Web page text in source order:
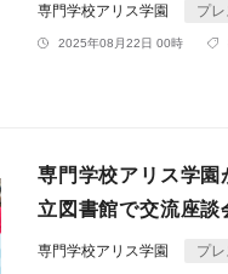
専門学校アリス学園 プ
2025年08月22日 00時
専門学校アリス学
立図書館で交流座
専門学校アリス学園 プ